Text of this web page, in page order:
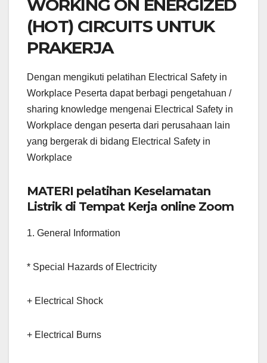
WORKING ON ENERGIZED
(HOT) CIRCUITS UNTUK
PRAKERJA
Dengan mengikuti pelatihan Electrical Safety in
Workplace Peserta dapat berbagi pengetahuan /
sharing knowledge mengenai Electrical Safety in
Workplace dengan peserta dari perusahaan lain
yang bergerak di bidang Electrical Safety in
Workplace
MATERI pelatihan Keselamatan
Listrik di Tempat Kerja online Zoom
1. General Information
* Special Hazards of Electricity
+ Electrical Shock
+ Electrical Burns